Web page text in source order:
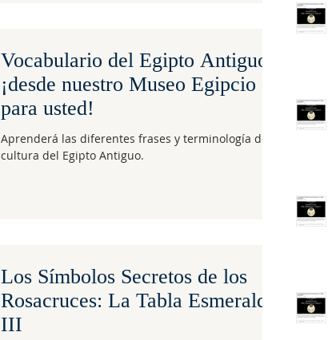
Vocabulario del Egipto Antiguo:
¡desde nuestro Museo Egipcio
para usted!
Aprenderá las diferentes frases y terminología de la
cultura del Egipto Antiguo.
Los Símbolos Secretos de los
Rosacruces: La Tabla Esmeralda
III